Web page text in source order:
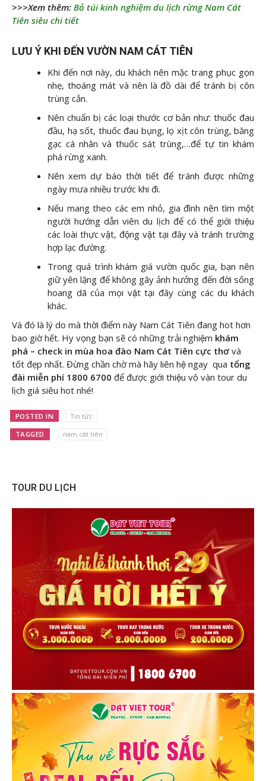
>>>Xem thêm: Bỏ túi kinh nghiệm du lịch rừng Nam Cát
Tiên siêu chi tiết
LƯU Ý KHI ĐẾN VƯỜN NAM CÁT TIÊN
Khi đến nơi này, du khách nên mặc trang phục gọn
nhẹ, thoáng mát và nên là đồ dài để tránh bị côn
trùng cắn.
Nên chuẩn bị các loại thước cơ bản như: thuốc đau
đầu, hạ sốt, thuốc đau bụng, lọ xịt côn trùng, băng
gạc cá nhân và thuốc sát trùng,…để tự tin khám
phá rừng xanh.
Nên xem dự báo thời tiết để tránh được những
ngày mưa nhiều trước khi đi.
Nếu mang theo các em nhỏ, gia đình nên tìm một
người hướng dẫn viên du lịch để có thể giới thiệu
các loài thực vật, động vật tại đây và tránh trường
hợp lạc đường.
Trong quá trình khám giá vườn quốc gia, bạn nên
giữ yên lặng để không gây ảnh hưởng đến đời sống
hoang dã của mọi vật tại đây cùng các du khách
khác.
Và đó là lý do mà thời điểm này Nam Cát Tiên đang hot hơn
bao giờ hết. Hy vọng bạn sẽ có những trải nghiệm khám
phá – check in mùa hoa đào Nam Cát Tiên cực thơ và
tốt đẹp nhất. Đừng chần chờ mà hãy liên hệ ngay qua tổng
đài miễn phí 1800 6700 để được giới thiệu vô vàn tour du
lịch giá siêu hot nhé!
POSTED IN Tin tức
TAGGED nam cát tiên
TOUR DU LỊCH